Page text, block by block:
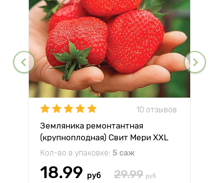
10 отзывов
Земляника ремонтантная
(крупноплодная) Свит Мери XXL
Кол-во в упаковке: 5 саж
18.99 руб 29.99 руб